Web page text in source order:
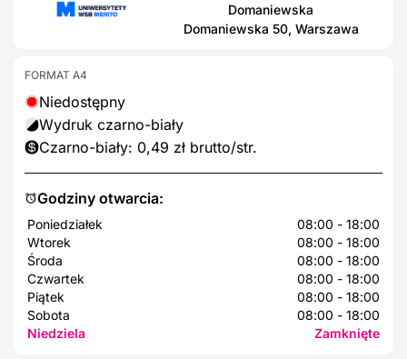
Domaniewska
Domaniewska 50, Warszawa
Godziny otwarcia:
Poniedziałek
08:00 - 18:00
Wtorek
08:00 - 18:00
Środa
08:00 - 18:00
Czwartek
08:00 - 18:00
Piątek
08:00 - 18:00
Sobota
08:00 - 18:00
Niedziela
Zamknięte
FORMAT A4
Niedostępny
Wydruk czarno-biały
Czarno-biały: 0,49 zł brutto/str.